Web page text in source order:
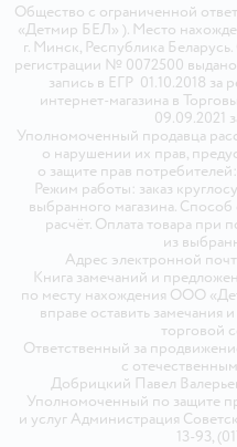
Общество с ограниченной
«Детмир БЕЛ» ). Место
г. Минск, Республика
регистрации № 0072500
запись в ЕГР 01.10.2018 за
интернет-магазина в
09.09.2021
Уполномоченный продавца
о нарушении их прав,
о защите прав
Режим работы: заказ
выбранного магазина.
расчёт. Оплата товара при
из
Адрес электронной
Книга замечаний и
по месту нахождения ООО
вправе оставить
торговой
Ответственный за
с
Добрицкий Павел
Уполномоченный по защите
и услуг Администрация
13-93,